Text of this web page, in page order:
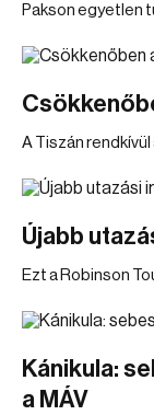
Pakson egyetlen
A Tiszán
Újabb
Ezt a Robinson
Kánikula:
a MÁV